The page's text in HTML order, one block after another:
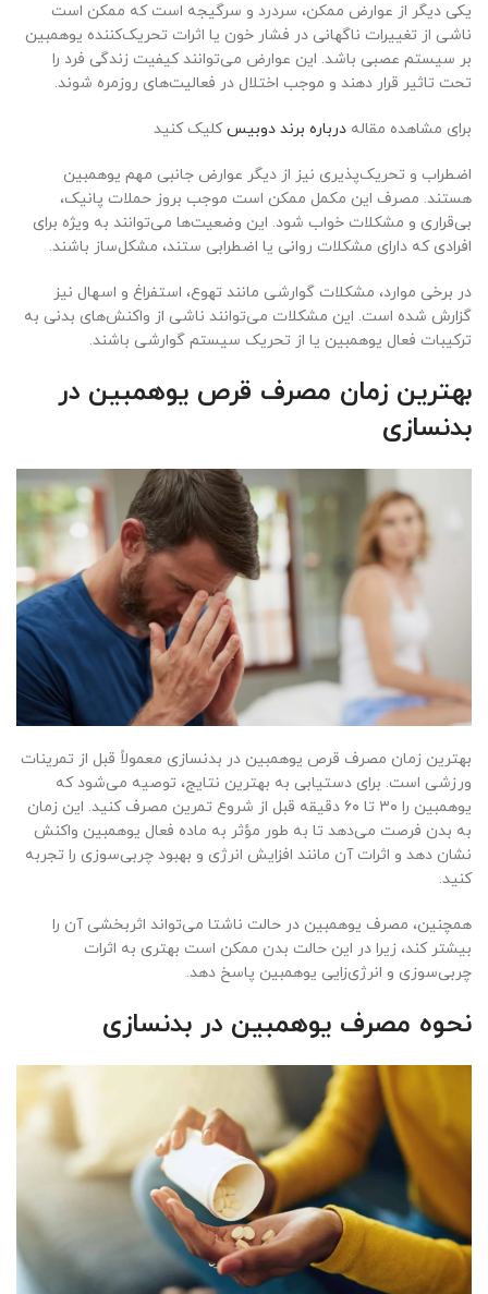
یکی دیگر از عوارض ممکن، سردرد و سرگیجه است که ممکن است
ناشی از تغییرات ناگهانی در فشار خون یا اثرات تحریک‌کننده یوهمبین
بر سیستم عصبی باشد. این عوارض می‌توانند کیفیت زندگی فرد را
تحت تاثیر قرار دهند و موجب اختلال در فعالیت‌های روزمره شوند.
برای مشاهده مقاله درباره برند دوبیسکلیک کنید
اضطراب و تحریک‌پذیری نیز از دیگر عوارض جانبی مهم یوهمبین
هستند. مصرف این مکمل ممکن است موجب بروز حملات پانیک،
بی‌قراری و مشکلات خواب شود. این وضعیت‌ها می‌توانند به ویژه برای
افرادی که دارای مشکلات روانی یا اضطرابی ستند، مشکل‌ساز باشند.
در برخی موارد، مشکلات گوارشی مانند تهوع، استفراغ و اسهال نیز
گزارش شده است. این مشکلات می‌توانند ناشی از واکنش‌های بدنی به
ترکیبات فعال یوهمبین یا از تحریک سیستم گوارشی باشند.
بهترین زمان مصرف قرص یوهمبین در
بدنسازی
بهترین زمان مصرف قرص یوهمبین در بدنسازی معمولاً قبل از تمرینات
ورزشی است. برای دستیابی به بهترین نتایج، توصیه می‌شود که
یوهمبین را ۳۰ تا ۶۰ دقیقه قبل از شروع تمرین مصرف کنید. این زمان
به بدن فرصت می‌دهد تا به طور مؤثر به ماده فعال یوهمبین واکنش
نشان دهد و اثرات آن مانند افزایش انرژی و بهبود چربی‌سوزی را تجربه
کنید.
همچنین، مصرف یوهمبین در حالت ناشتا می‌تواند اثربخشی آن را
بیشتر کند، زیرا در این حالت بدن ممکن است بهتری به اثرات
چربی‌سوزی و انرژی‌زایی یوهمبین پاسخ دهد.
نحوه مصرف یوهمبین در بدنسازی